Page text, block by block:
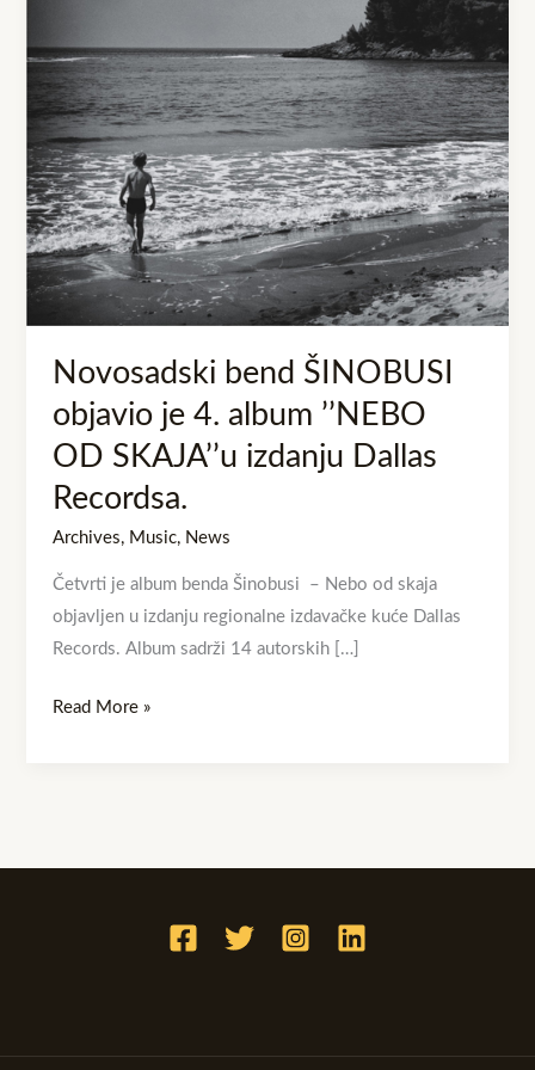
Novosadski bend ŠINOBUSI
objavio je 4. album ’’NEBO
OD SKAJA’’u izdanju Dallas
Recordsa.
Archives, Music, News
Četvrti je album benda Šinobusi – Nebo od skaja
objavljen u izdanju regionalne izdavačke kuće Dallas
Records. Album sadrži 14 autorskih […]
album
’’NEBO
OD
SKAJA’’u
izdanju
Dallas
Recordsa.
Read More »